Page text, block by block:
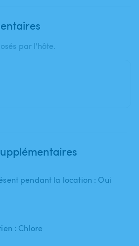
par l'hôte.
pendant la location : Oui
: Chlore